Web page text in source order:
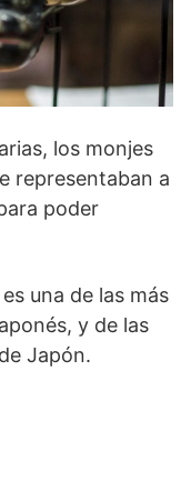
los monjes
representaban a
poder
es una de las más
y de las
Japón.